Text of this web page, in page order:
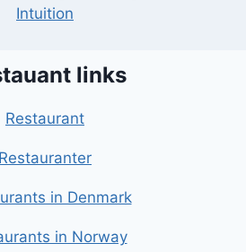
Intuition
links
Restaurant
Restauranter
in Denmark
in Norway